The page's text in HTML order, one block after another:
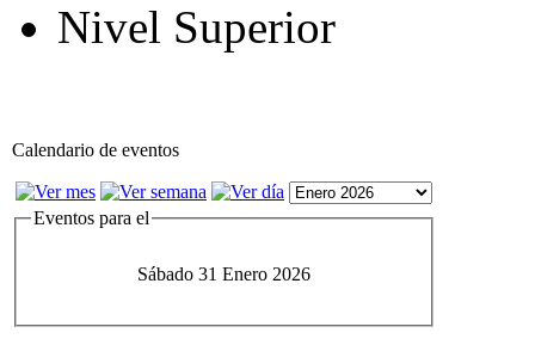
Nivel Superior
Calendario de eventos
Eventos para el
Sábado 31 Enero 2026